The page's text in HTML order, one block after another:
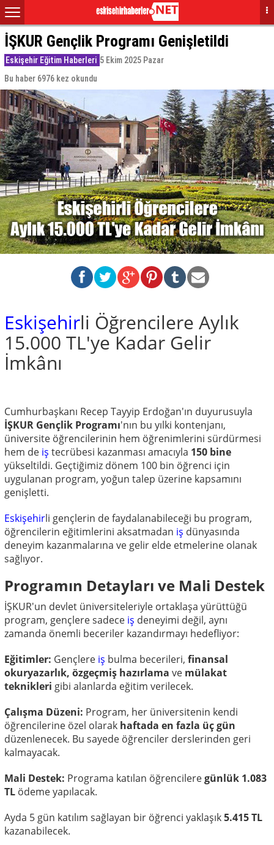
İŞKUR Gençlik Programı Genişletildi
Eskişehir Eğitim Haberleri 5 Ekim 2025 Pazar
Bu haber 6976 kez okundu
Eskişehirli Öğrencilere Aylık
15.000 TL'ye Kadar Gelir
İmkânı
Cumhurbaşkanı Recep Tayyip Erdoğan'ın duyurusuyla
İŞKUR Gençlik Programı'nın bu yılki kontenjanı,
üniversite öğrencilerinin hem öğrenimlerini sürdürmesi
hem de iş tecrübesi kazanması amacıyla 150 bine
yükseltildi. Geçtiğimiz dönem 100 bin öğrenci için
uygulanan program, yoğun talep üzerine kapsamını
genişletti.
Eskişehirli gençlerin de faydalanabileceği bu program,
öğrencilerin eğitimlerini aksatmadan iş dünyasında
deneyim kazanmalarına ve gelir elde etmelerine olanak
sağlıyor.
Programın Detayları ve Mali Destek
İŞKUR'un devlet üniversiteleriyle ortaklaşa yürüttüğü
program, gençlere sadece iş deneyimi değil, aynı
zamanda önemli beceriler kazandırmayı hedefliyor:
Eğitimler: Gençlere iş bulma becerileri, finansal
okuryazarlık, özgeçmiş hazırlama ve mülakat
teknikleri gibi alanlarda eğitim verilecek.
Çalışma Düzeni: Program, her üniversitenin kendi
öğrencilerine özel olarak haftada en fazla üç gün
düzenlenecek. Bu sayede öğrenciler derslerinden geri
kalmayacak.
Mali Destek: Programa katılan öğrencileregünlük 1.083
TL ödeme yapılacak.
Ayda 5 gün katılım sağlayan bir öğrenci yaklaşık5.415 TL
kazanabilecek.